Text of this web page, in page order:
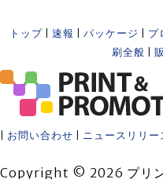
トップ 速報 パッケージ プ
刷全般
お問い合わせ ニュースリリ
Copyright © 2026 プリン